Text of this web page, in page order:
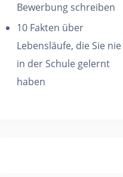
Bewerbung schreiben
10 Fakten über
Lebensläufe, die Sie nie
in der Schule gelernt
haben